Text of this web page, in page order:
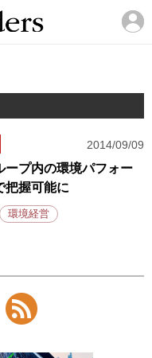
2014/09/09
ープ内の環境パフォー
把握可能に
環境経営